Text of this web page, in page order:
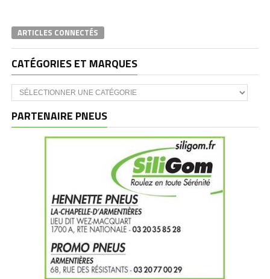
ARTICLES CONNECTÉS
CATÉGORIES ET MARQUES
Catégories
et
PARTENAIRE PNEUS